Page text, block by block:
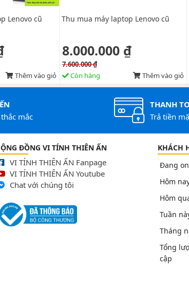
Lenovo cũ
Thêm vào giỏ
Thu mua máy laptop Lenovo cũ
8.000.000 ₫
7.600.000 ₫
Còn hàng
Thêm vào giỏ
mắc
THANH
Trả tiền
ĐỒNG VI TÍNH THIÊN ẤN
VI TÍNH THIÊN ẤN Fanpage
VI TÍNH THIÊN ẤN Youtube
Chat với chúng tôi
KHÁCH
Đang
Hôm
Hôm
Tuần
Tháng
Tổng
cập